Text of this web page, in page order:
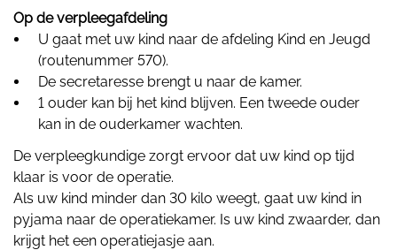
Op de verpleegafdeling
U gaat met uw kind naar de afdeling Kind en Jeugd
(routenummer 570).
De secretaresse brengt u naar de kamer.
1 ouder kan bij het kind blijven. Een tweede ouder
kan in de ouderkamer wachten.
De verpleegkundige zorgt ervoor dat uw kind op tijd
klaar is voor de operatie.
Als uw kind minder dan 30 kilo weegt, gaat uw kind in
pyjama naar de operatiekamer. Is uw kind zwaarder, dan
krijgt het een operatiejasje aan.